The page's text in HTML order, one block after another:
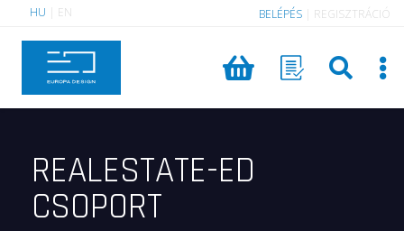
HU EN BELÉPÉS REGISZTRÁCIÓ
REALESTATE-ED
CSOPORT